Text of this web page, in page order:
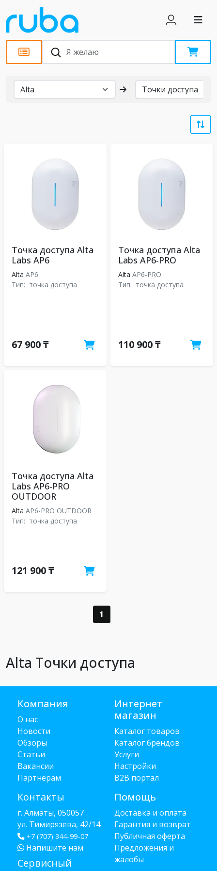
Бренды
Точка доступа Alta
Labs AP6
Alta AP6
Тип: точка доступа
67 900 ₸
Точка доступа Alta
Labs AP6-PRO
Alta AP6-PRO
Тип: точка доступа
110 900 ₸
Точка доступа Alta
Labs AP6-PRO
OUTDOOR
Alta AP6-PRO OUTDOOR
Тип: точка доступа
121 900 ₸
1
Alta Точки доступа
Компания
О нас
Новости
Обзоры
Статьи
Вакансии
Партнёрам
Контакты
г. Алматы, 050057
ул. Тимирязева, 42/14
+7 (707) 344-99-07
Напишите нам
Сервисный
Интернет
магазин
Каталог товаров
Каталог брендов
Услуги
Настройки
B2B портал
Помощь
Доставка и оплата
Гарантия и возврат
Публичная оферта
Предложения и
жалобы